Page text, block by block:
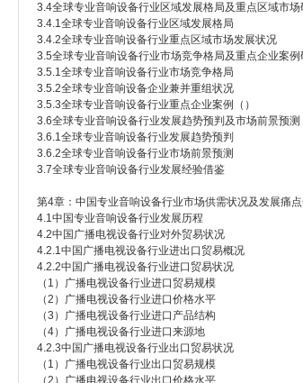
3.4全球专业音响设备行业区域发展格局及重点区域市场
3.4.1全球专业音响设备行业区域发展格局
3.4.2全球专业音响设备行业重点区域市场发展状况
3.5全球专业音响设备行业市场竞争格局及重点企业案例
3.5.1全球专业音响设备行业市场竞争格局
3.5.2全球专业音响设备企业兼并重组状况
3.5.3全球专业音响设备行业重点企业案例（）
3.6全球专业音响设备行业发展趋势预判及市场前景预测
3.6.1全球专业音响设备行业发展趋势预判
3.6.2全球专业音响设备行业市场前景预测
3.7全球专业音响设备行业发展经验借鉴
第4章：中国专业音响设备行业市场供需状况及发展痛
4.1中国专业音响设备行业发展历程
4.2中国广播电视设备行业对外贸易状况
4.2.1中国广播电视设备行业进出口贸易概况
4.2.2中国广播电视设备行业进口贸易状况
（1）广播电视设备行业进口贸易规模
（2）广播电视设备行业进口价格水平
（3）广播电视设备行业进口产品结构
（4）广播电视设备行业进口来源地
4.2.3中国广播电视设备行业出口贸易状况
（1）广播电视设备行业出口贸易规模
（2）广播电视设备行业出口价格水平